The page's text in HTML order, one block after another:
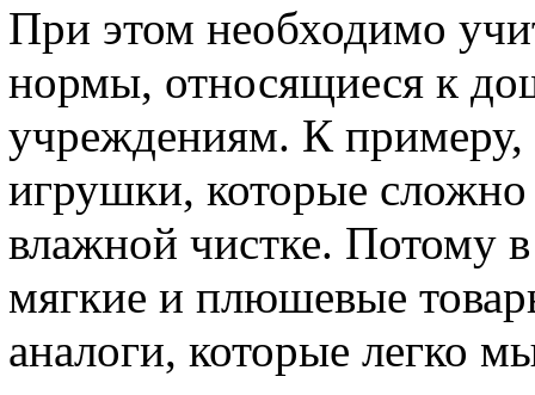
При этом необходимо
нормы, относящиеся к
учреждениям. К примеру,
игрушки, которые
влажной чистке. Потому
мягкие и плюшевые
аналоги, которые легко